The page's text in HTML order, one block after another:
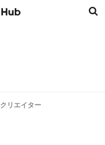
クリエイター